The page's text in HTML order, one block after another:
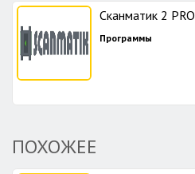
Сканматик 2 PRO
Программы
ПОХОЖЕЕ